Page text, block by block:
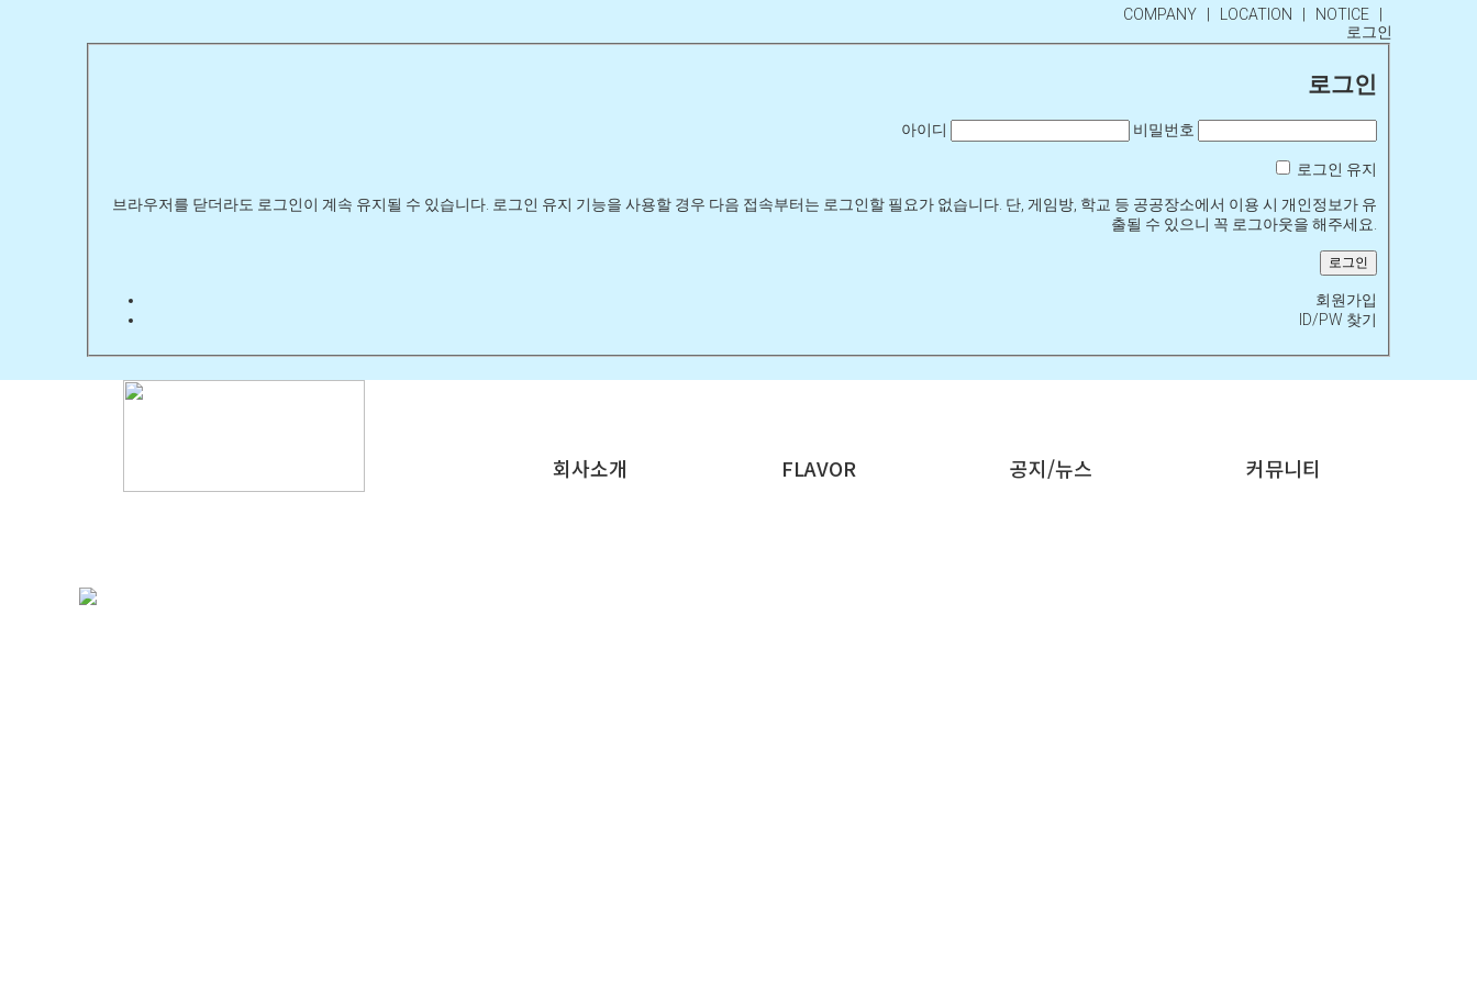
COMPANY LOCATION NOTICE
로그인
로그인
아이디 비밀번호
로그인 유지
브라우저를 닫더라도 로그인이 계속 유지될 수 있습니다. 로그인 유지 기능을 사용할 경우 다음 접속부터는 로그인할 필요가 없습니다. 단, 게임방, 학교 등 공공장소에서 이용 시 개인정보가 유
출될 수 있으니 꼭 로그아웃을 해주세요.
회원가입
ID/PW 찾기
커뮤니티
공지/뉴스
FLAVOR
회사소개